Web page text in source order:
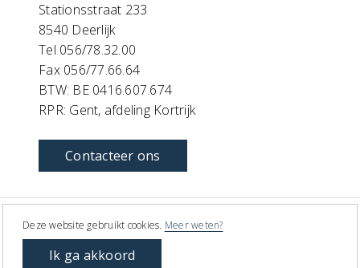
Deze website gebruikt cookies. Meer weten?
Ik ga akkoord
Stationsstraat 233
8540 Deerlijk
Tel 056/78.32.00
Fax 056/77.66.64
BTW: BE 0416.607.674
RPR: Gent, afdeling Kortrijk
Contacteer ons
Cookie policy
Disclaimer Privacy policy
©2026 Created byO2 Agency